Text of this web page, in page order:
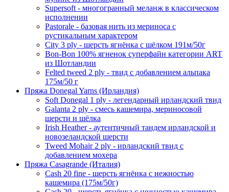
Supersoft - многогранный меланж в классическом
исполнении
Pastorale - базовая нить из мериноса с
рустикальным характером
City 3 ply - шерсть ягнёнка с шёлком 191м/50г
Bon-Bon 100% ягненок суперфайн категории ART
из Шотландии
Felted tweed 2 ply - твид с добавлением альпака
175м/50 г
Пряжа Donegal Yarns (Ирландия)
Soft Donegal 1 ply - легендарный ирландский твид
Galanta 2 ply - смесь кашемира, мериносовой
шерсти и шёлка
Irish Heather - аутентичный тандем ирландской и
новозеландской шерсти
Tweed Mohair 2 ply - ирландский твид с
добавлением мохера
Пряжа Casagrande (Италия)
Cash 20 fine - шерсть ягнёнка с нежностью
кашемира (175м/50г)